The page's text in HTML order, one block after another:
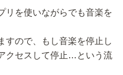
リを使いながらでも音楽を
すので、もし音楽を停止し
クセスして停止…という流